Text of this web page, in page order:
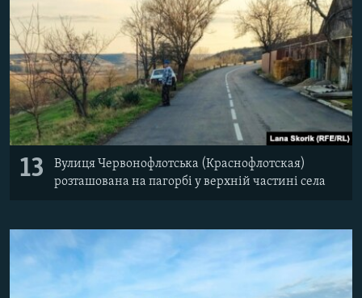
13
Вулиця Червонофлотська (Краснофлотская)
розташована на пагорбі у верхній частині села